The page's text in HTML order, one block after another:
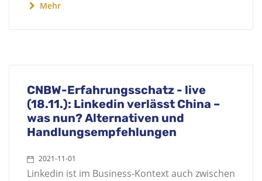
Mehr
CNBW-Erfahrungsschatz - live
(18.11.): Linkedin verlässt China –
was nun? Alternativen und
Handlungsempfehlungen
2021-11-01
Linkedin ist im Business-Kontext auch zwischen